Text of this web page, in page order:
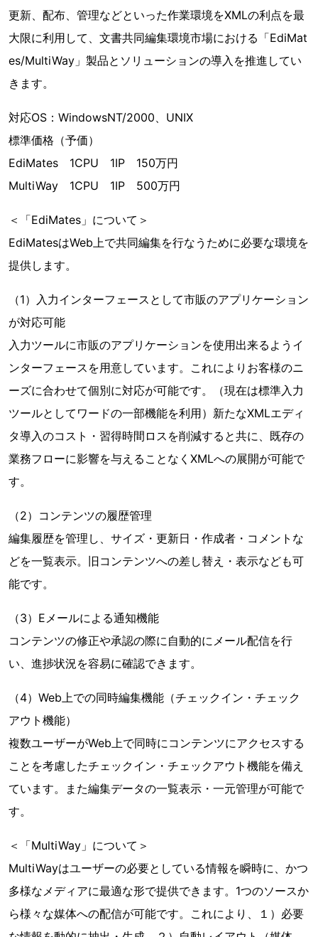
更新、配布、管理などといった作業環境をXMLの利点を最
大限に利用して、文書共同編集環境市場における「EdiMat
es/MultiWay」製品とソリューションの導入を推進してい
きます。
対応OS：WindowsNT/2000、UNIX
標準価格（予価）
EdiMates 1CPU 1IP 150万円
MultiWay 1CPU 1IP 500万円
＜「EdiMates」について＞
EdiMatesはWeb上で共同編集を行なうために必要な環境を
提供します。
（1）入力インターフェースとして市販のアプリケーション
が対応可能
入力ツールに市販のアプリケーションを使用出来るようイ
ンターフェースを用意しています。これによりお客様のニ
ーズに合わせて個別に対応が可能です。（現在は標準入力
ツールとしてワードの一部機能を利用）新たなXMLエディ
タ導入のコスト・習得時間ロスを削減すると共に、既存の
業務フローに影響を与えることなくXMLへの展開が可能で
す。
（2）コンテンツの履歴管理
編集履歴を管理し、サイズ・更新日・作成者・コメントな
どを一覧表示。旧コンテンツへの差し替え・表示なども可
能です。
（3）Eメールによる通知機能
コンテンツの修正や承認の際に自動的にメール配信を行
い、進捗状況を容易に確認できます。
（4）Web上での同時編集機能（チェックイン・チェック
アウト機能）
複数ユーザーがWeb上で同時にコンテンツにアクセスする
ことを考慮したチェックイン・チェックアウト機能を備え
ています。また編集データの一覧表示・一元管理が可能で
す。
＜「MultiWay」について＞
MultiWayはユーザーの必要としている情報を瞬時に、かつ
多様なメディアに最適な形で提供できます。1つのソースか
ら様々な媒体への配信が可能です。これにより、１）必要